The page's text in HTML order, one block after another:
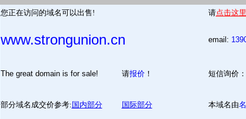
您正在访问的域名可以出售! 请点击这里
www.strongunion.cn email:
The great domain is for sale! 请报价！ 短信询价
部分域名成交价参考: 国内部分 国际部分 本域名由